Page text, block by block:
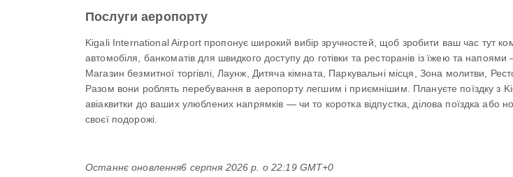
Послуги аеропорту
Kigali International Airport пропонує широкий вибір зручностей, щоб зробити ваш час тут
автомобіля, банкоматів для швидкого доступу до готівки та ресторанів із їжею та
Магазин безмитної торгівлі, Лаунж, Дитяча кімната, Паркувальні місця, Зона молитви,
Разом вони роблять перебування в аеропорту легшим і приємнішим. Плануєте поїздку з
авіаквитки до ваших улюблених напрямків — чи то коротка відпустка, ділова поїздка
своєї подорожі.
Останнє оновлення6 серпня 2026 р. о 22:19 GMT+0